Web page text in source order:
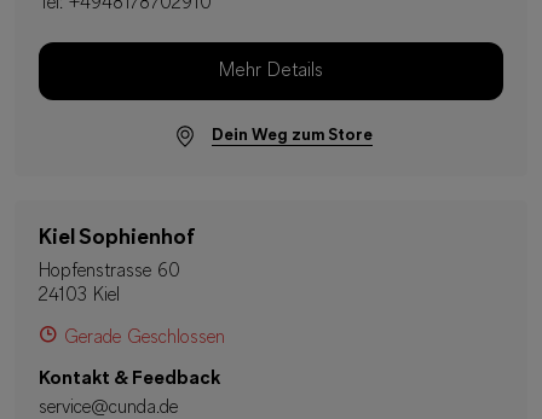
Mehr Details
Dein Weg zum Store
Kiel Sophienhof
Hopfenstrasse 60
24103 Kiel
Gerade Geschlossen
Kontakt & Feedback
service@cunda.de